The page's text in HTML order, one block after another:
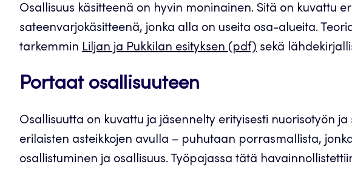
Osallisuus käsitteenä on hyvin moninainen. Sitä on kuvattu
sateenvarjokäsitteenä, jonka alla on useita osa-alueita.
tarkemmin Liljan ja Pukkilan esityksen (pdf) sekä
Portaat osallisuuteen
Osallisuutta on kuvattu ja jäsennelty erityisesti nuorisotyön
erilaisten asteikkojen avulla – puhutaan porrasmallista,
osallistuminen ja osallisuus. Työpajassa tätä